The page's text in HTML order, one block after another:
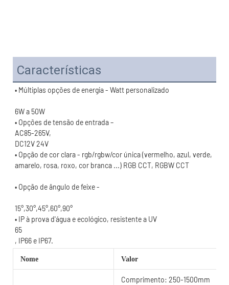
Características
• Opção de cor clara - rgb/rgbw/cor única (vermelho, azul, verde,
15°,30°,45°,60°,90°
Nome Valor
Comprimento: 250-1500mm